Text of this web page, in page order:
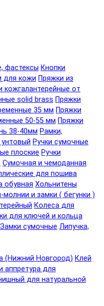
фастексы Кнопки
для кожи Пряжки из
кожгалантерейные от
solid brass Пряжки
35 мм Пряжки
50-55 мм Пряжки
38-40мм Рамки,
Ручки сумочные
плоские Ручки
Сумочная и чемоданная
для пошива
обувная Хольнитены
молнии и замки ( бегунки )
Колеса для
для ключей и кольца
Замки сумочные Липучка,
(Нижний Новгород) Клей
аппретура для
для натуральной